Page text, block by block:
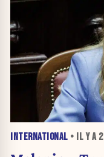
INTERNATIONAL • IL Y A